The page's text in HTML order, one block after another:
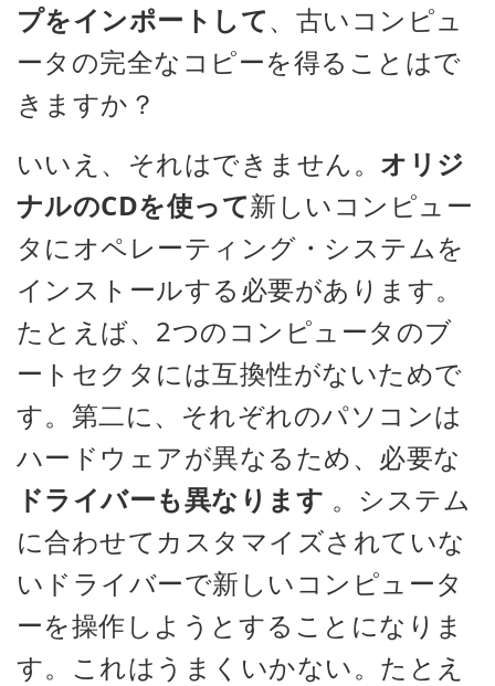
プをインポートして、古いコンピュ
ータの完全なコピーを得ることはで
きますか？
いいえ、それはできません。 オリジ
ナルのCDを使って新しいコンピュー
タにオペレーティング・システムを
インストールする必要があります。
たとえば、2つのコンピュータのブ
ートセクタには互換性がないためで
す。第二に、それぞれのパソコンは
ハードウェアが異なるため、必要な
ドライバーも異なります 。システム
に合わせてカスタマイズされていな
いドライバーで新しいコンピュータ
ーを操作しようとすることになりま
す。これはうまくいかない。たとえ